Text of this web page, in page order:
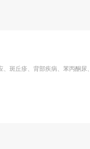
斑丘疹、背部疾病、苯丙酮尿、